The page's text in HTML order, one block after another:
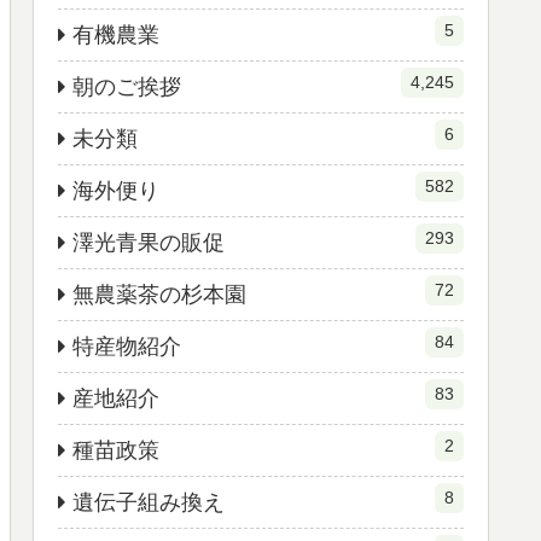
有機農業 5
朝のご挨拶 4,245
未分類 6
海外便り 582
澤光青果の販促 293
無農薬茶の杉本園 72
特産物紹介 84
産地紹介 83
種苗政策 2
遺伝子組み換え 8